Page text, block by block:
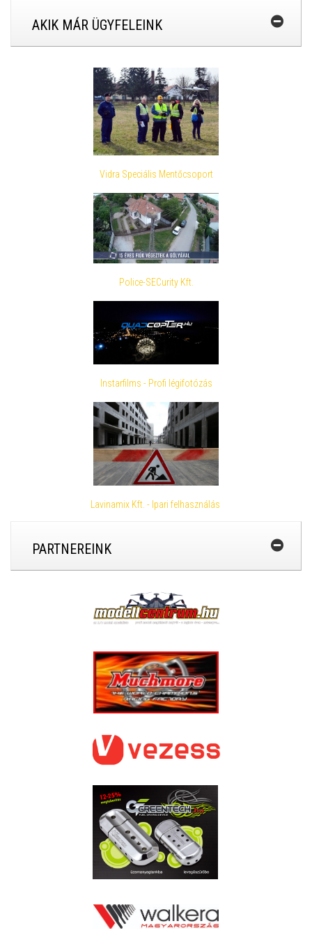
AKIK MÁR ÜGYFELEINK
Vidra Speciális Mentőcsoport
Police-SECurity Kft.
Instarfilms - Profi légifotózás
Lavinamix Kft. - Ipari felhasználás
PARTNEREINK